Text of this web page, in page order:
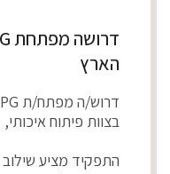
הארץ
בצוות פיתוח
התפקיד מציע שילוב